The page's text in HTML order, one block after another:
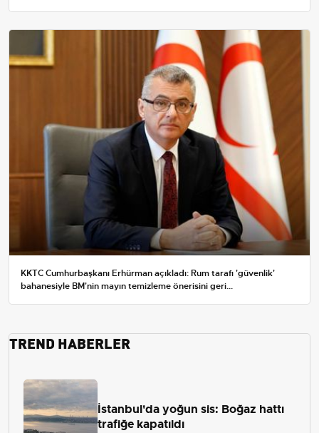
KKTC Cumhurbaşkanı Erhürman açıkladı: Rum tarafı 'güvenlik'
bahanesiyle BM'nin mayın temizleme önerisini geri...
TREND HABERLER
İstanbul'da yoğun sis: Boğaz hattı
trafiğe kapatıldı